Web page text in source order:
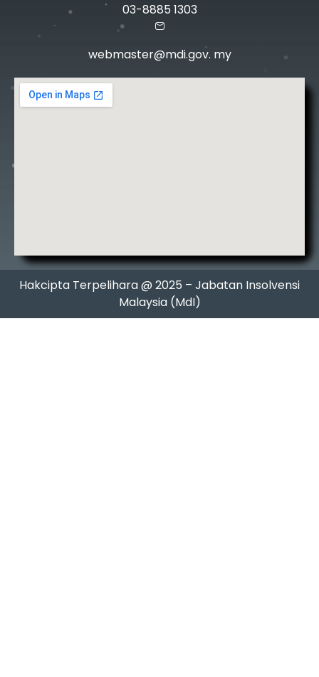
03-8885 1303
webmaster@mdi.gov. my
Hakcipta Terpelihara @ 2025 – Jabatan Insolvensi
Malaysia (MdI)